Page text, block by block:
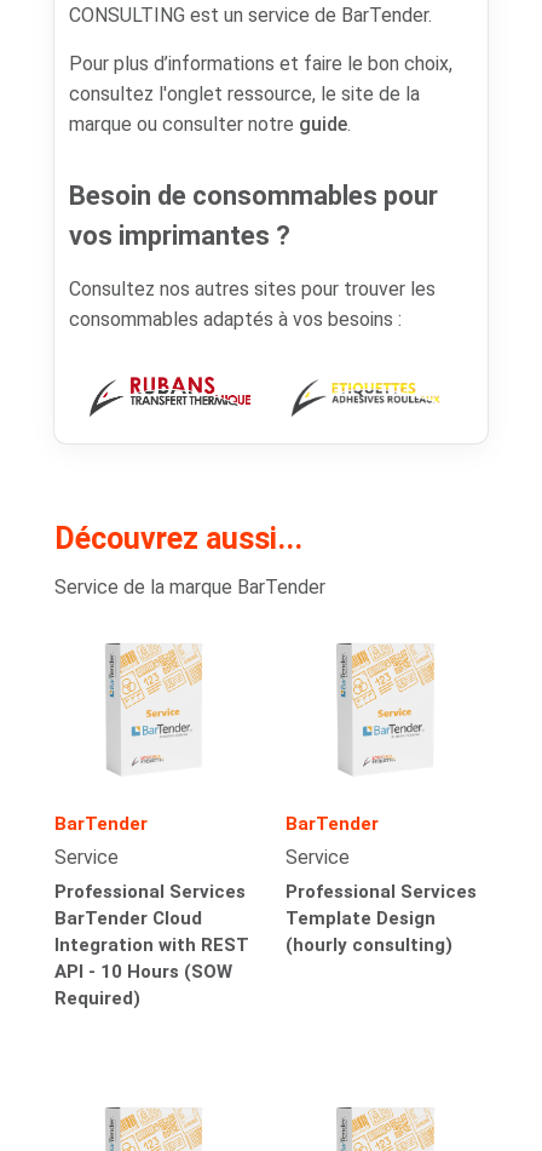
CONSULTING est un service de BarTender.
Pour plus d’informations et faire le bon choix,
consultez l'onglet ressource, le site de la
marque ou consulter notre guide.
Besoin de consommables pour
vos imprimantes ?
Consultez nos autres sites pour trouver les
consommables adaptés à vos besoins :
Découvrez aussi...
Service de la marque BarTender
BarTender
Service
Professional Services
BarTender Cloud
Integration with REST
API - 10 Hours (SOW
Required)
BarTender
Service
Professional Services
Template Design
(hourly consulting)